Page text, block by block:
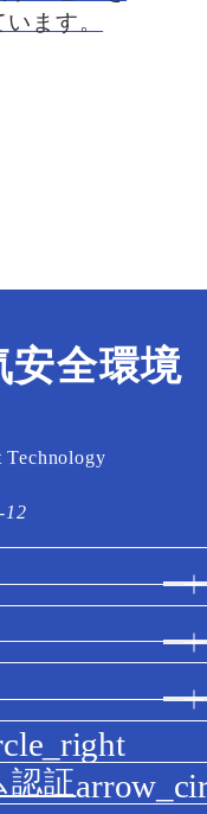
ます。
安全環境
Technology
12
認証